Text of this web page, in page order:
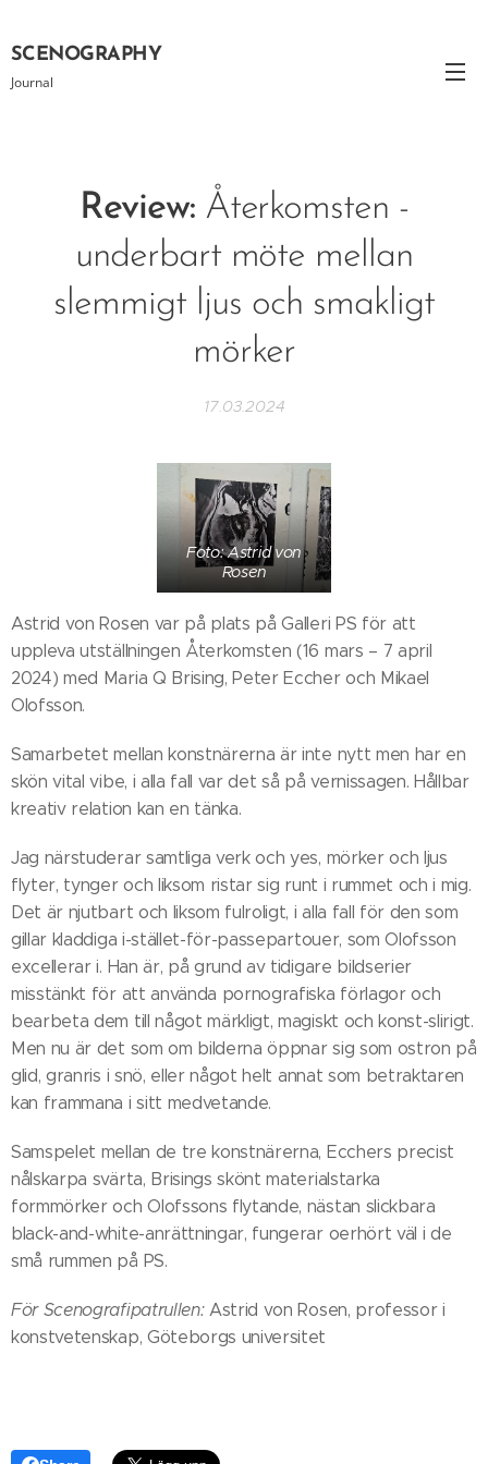
SCENOGRAPHY
Journal
Review:Återkomsten -
underbart möte mellan
slemmigt ljus och smakligt
mörker
17.03.2024
Foto: Astrid von
Rosen
Astrid von Rosen var på plats på Galleri PS för att
uppleva utställningen Återkomsten (16 mars – 7 april
2024) med Maria Q Brising, Peter Eccher och Mikael
Olofsson.
Samarbetet mellan konstnärerna är inte nytt men har en
skön vital vibe, i alla fall var det så på vernissagen. Hållbar
kreativ relation kan en tänka.
Jag närstuderar samtliga verk och yes, mörker och ljus
flyter, tynger och liksom ristar sig runt i rummet och i mig.
Det är njutbart och liksom fulroligt, i alla fall för den som
gillar kladdiga i-stället-för-passepartouer, som Olofsson
excellerar i. Han är, på grund av tidigare bildserier
misstänkt för att använda pornografiska förlagor och
bearbeta dem till något märkligt, magiskt och konst-slirigt.
Men nu är det som om bilderna öppnar sig som ostron på
glid, granris i snö, eller något helt annat som betraktaren
kan frammana i sitt medvetande.
Samspelet mellan de tre konstnärerna, Ecchers precist
nålskarpa svärta, Brisings skönt materialstarka
formmörker och Olofssons flytande, nästan slickbara
black-and-white-anrättningar, fungerar oerhört väl i de
små rummen på PS.
För Scenografipatrullen:Astrid von Rosen, professor i
konstvetenskap, Göteborgs universitet